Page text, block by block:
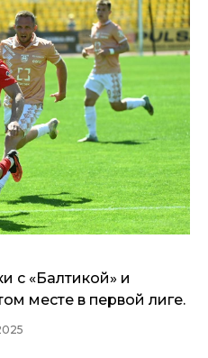
с «Балтикой» и
месте в первой лиге.